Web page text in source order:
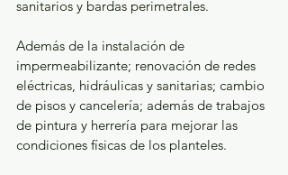
sanitarios y bardas perimetrales.
Además de la instalación de
impermeabilizante; renovación de redes
eléctricas, hidráulicas y sanitarias; cambio
de pisos y cancelería; además de trabajos
de pintura y herrería para mejorar las
condiciones físicas de los planteles.